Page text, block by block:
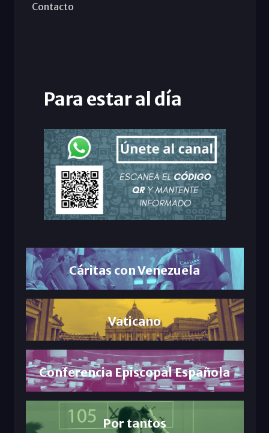
Contacto
Para estar al día
Cáritas con Venezuela
Vaticano
Conferencia Episcopal Española
Por tantos